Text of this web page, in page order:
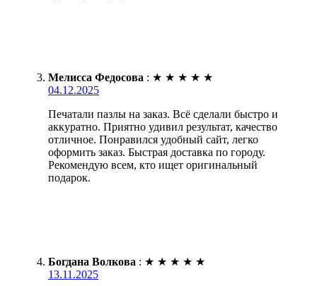
Мелисса Федосова : ★ ★ ★ ★ ★
04.12.2025
Печатали пазлы на заказ. Всё сделали быстро и
аккуратно. Приятно удивил результат, качество
отличное. Понравился удобный сайт, легко
оформить заказ. Быстрая доставка по городу.
Рекомендую всем, кто ищет оригинальный
подарок.
Богдана Волкова : ★ ★ ★ ★ ★
13.11.2025